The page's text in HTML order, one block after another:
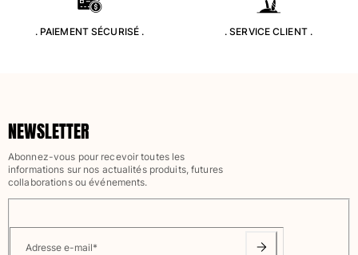
Classique
Classique stretch
Tous les articles
Prêt-à-porter
Pantalons
Chemises
. PAIEMENT SÉCURISÉ . . SERVICE CLIENT .
NEWSLETTER
Abonnez-vous pour recevoir toutes les
informations sur nos actualités produits, futures
collaborations ou événements.
Adresse e-mail*